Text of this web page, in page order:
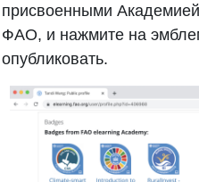
присвоенными
ФАО, и нажмите на
опубликовать.